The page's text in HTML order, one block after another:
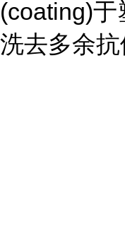
(coating)
洗去多余抗